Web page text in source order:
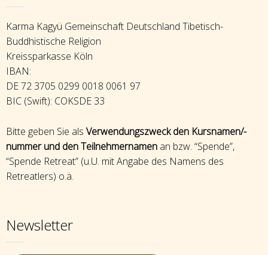
Karma Kagyü Gemeinschaft Deutschland Tibetisch-
Buddhistische Religion
Kreissparkasse Köln
IBAN:
DE 72 3705 0299 0018 0061 97
BIC (Swift): COKSDE 33
Bitte geben Sie als Verwendungszweck den Kursnamen/-
nummer und den Teilnehmernamen an bzw. “Spende”,
“Spende Retreat” (u.U. mit Angabe des Namens des
Retreatlers) o.ä.
Newsletter